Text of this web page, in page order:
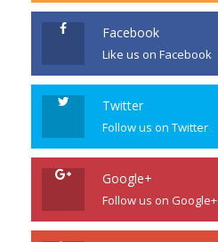
Facebook
Like us on Facebook
Twitter
Follow us on Twitter
Google+
Follow us on Google+